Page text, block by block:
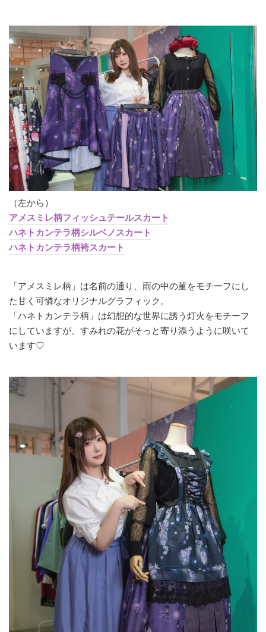
（左から）
アメスミレ柄フィッシュテールスカート
ハネトカンテラ柄シルベノスカート
ハネトカンテラ柄袴スカート
「アメスミレ柄」は名前の通り、雨の中の菫をモチーフにし
た甘く可憐なオリジナルグラフィック。
「ハネトカンテラ柄」は幻想的な世界に誘う灯火をモチーフ
にしていますが、すみれの花がそっと寄り添うように咲いて
います♡